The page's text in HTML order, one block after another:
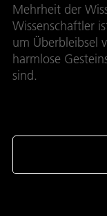
Mehrheit der
Wissenschaftler
um Überbleibsel
harmlose
sind.